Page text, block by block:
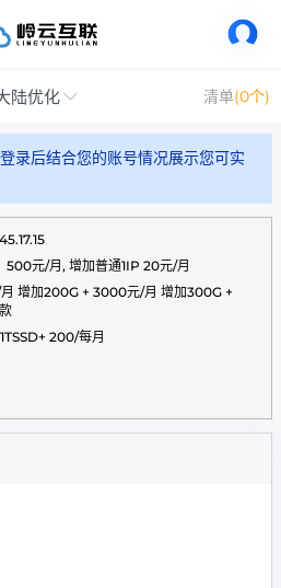
陆优化 清单(0个)
登录后结合您的账号情况展示您可实
500元/月, 增加普通1IP 20元/月
增加200G + 3000元/月 增加300G +
200/每月